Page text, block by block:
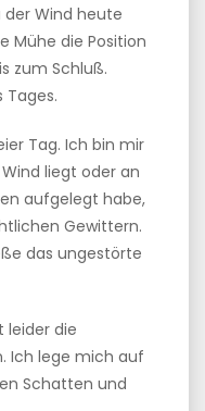
Wind heute
Mühe die Position
zum Schluß.
Tages.
Tag. Ich bin mir
liegt oder an
aufgelegt habe,
Gewittern.
das ungestörte
leider die
Ich lege mich auf
Schatten und